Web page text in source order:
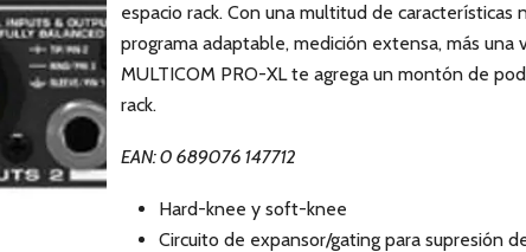
espacio rack. Con una multitud de
programa adaptable, medición extensa, más
MULTICOM PRO-XL te agrega un montón de
rack.
EAN: 0 689076 147712
Hard-knee y soft-knee
Circuito de expansor/gating para supresión